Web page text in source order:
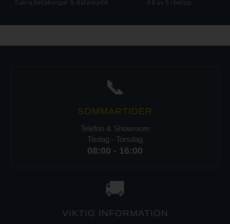
Säkra betalningar & dataskydd 4.8 av 5 i betyg
📞
SOMMARTIDER
Telefon & Showroom
Tisdag - Torsdag
08:00 - 16:00
🚚
VIKTIG INFORMATION